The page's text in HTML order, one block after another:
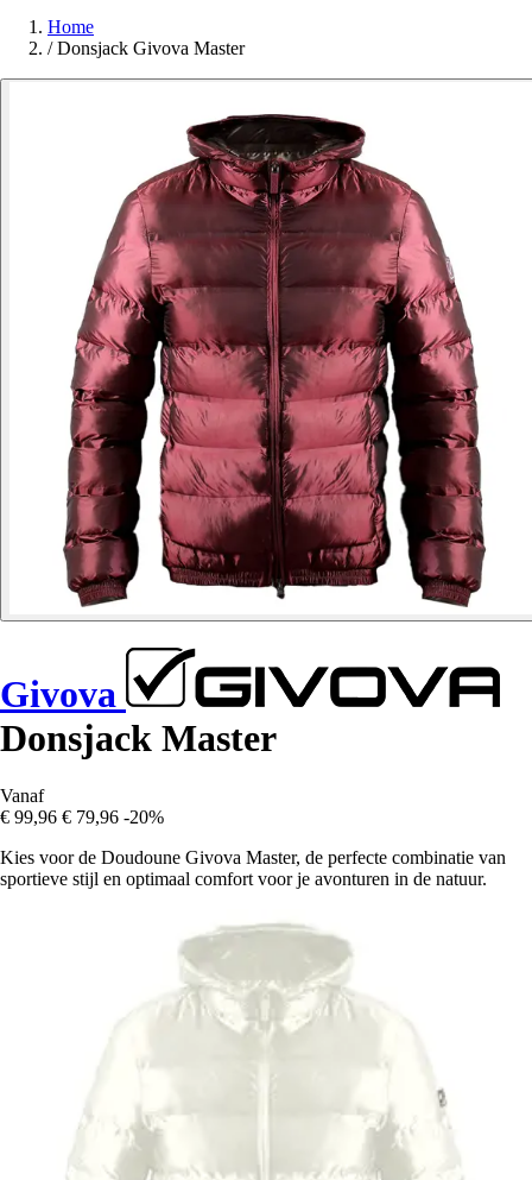
Home
/ Donsjack Givova Master
Givova
Donsjack Master
Vanaf
€ 99,96 € 79,96 -20%
Kies voor de Doudoune Givova Master, de perfecte combinatie van
sportieve stijl en optimaal comfort voor je avonturen in de natuur.